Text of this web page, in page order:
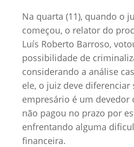
Na quarta (11), quando o
começou, o relator do
Luís Roberto Barroso,
possibilidade de
considerando a análise
ele, o juiz deve diferenciar
empresário é um devedor
não pagou no prazo por
enfrentando alguma
financeira.